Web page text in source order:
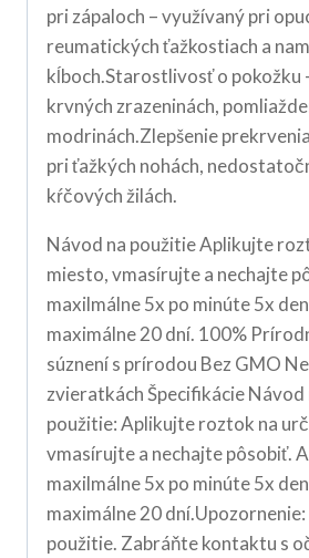
pri zápaloch – využívaný pri
reumatických ťažkostiach a
kĺboch.Starostlivosť o pokožku
krvných zrazeninách,
modrinách.Zlepšenie
pri ťažkých nohách,
kŕčových žilách.
Návod na použitie Aplikujte
miesto, vmasírujte a nechajte
maxilmálne 5x po minúte 5x
maximálne 20 dní. 100%
súznení s prírodou Bez GMO
zvieratkách Špecifikácie Návod
použitie: Aplikujte roztok na
vmasírujte a nechajte pôsobiť.
maxilmálne 5x po minúte 5x
maximálne 20 dní.Upozornenie:
použitie. Zabráňte kontaktu s